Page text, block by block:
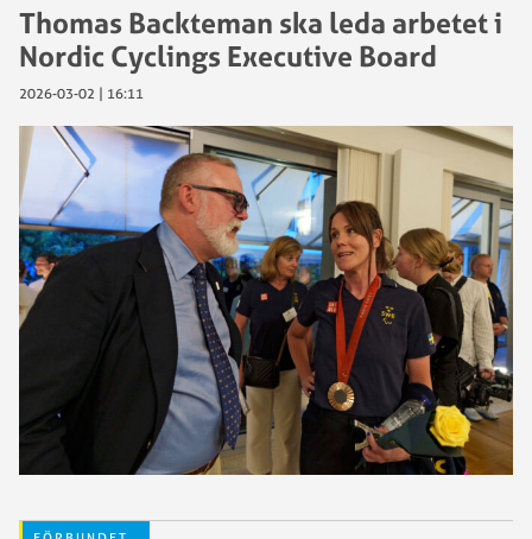
Thomas Backteman ska leda arbetet i
Nordic Cyclings Executive Board
2026-03-02 | 16:11